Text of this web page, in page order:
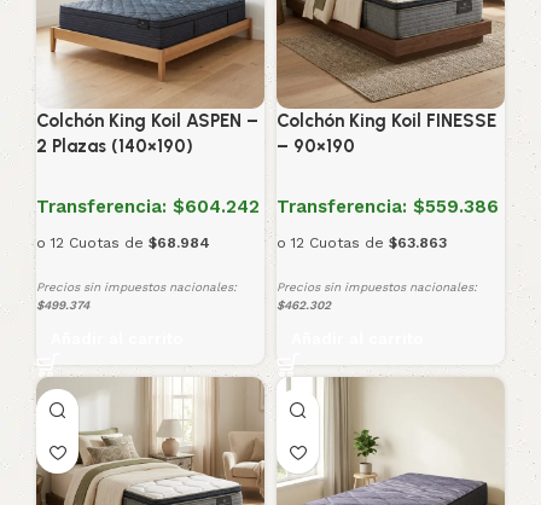
Colchón King Koil ASPEN –
2 Plazas (140×190)
Transferencia: $604.242
o 12 Cuotas de $68.984
Precios sin impuestos nacionales:
$499.374
Colchón King Koil FINESSE
– 90×190
Transferencia: $559.386
o 12 Cuotas de $63.863
Precios sin impuestos nacionales:
$462.302